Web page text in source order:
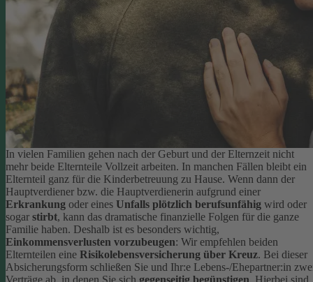
In vielen Familien gehen nach der Geburt und der Elternzeit nicht
mehr beide Elternteile Vollzeit arbeiten. In manchen Fällen bleibt ein
Elternteil ganz für die Kinderbetreuung zu Hause. Wenn dann der
Hauptverdiener bzw. die Hauptverdienerin aufgrund einer
Erkrankung oder eines Unfalls plötzlich berufsunfähig wird oder
sogar stirbt, kann das dramatische finanzielle Folgen für die ganze
Familie haben. Deshalb ist es besonders wichtig,
Einkommensverlusten vorzubeugen: Wir empfehlen beiden
Elternteilen eine Risikolebensversicherung über Kreuz. Bei dieser
Absicherungsform schließen Sie und Ihr:e Lebens-/Ehepartner:in
Verträge ab, in denen Sie sich gegenseitig begünstigen. Hierbei sind